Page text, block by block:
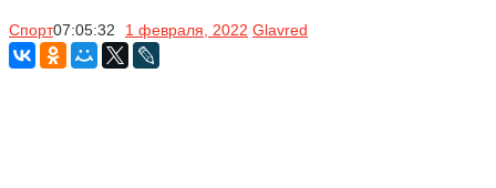
Спорт07:05:32 1 февраля, 2022 Glavred